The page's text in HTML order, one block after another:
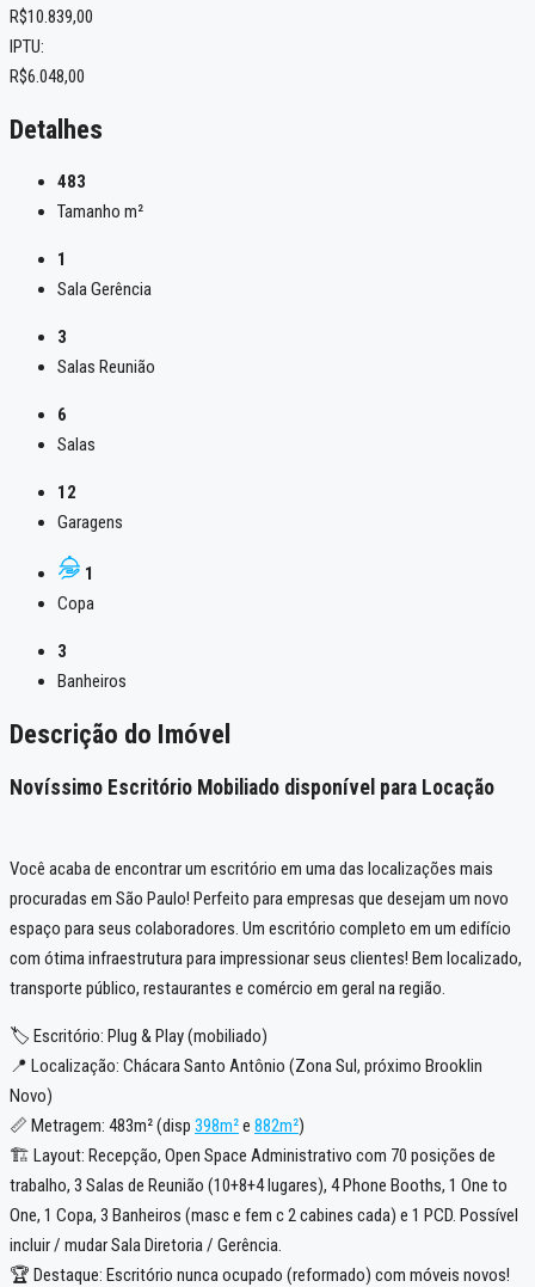
R$10.839,00
IPTU:
R$6.048,00
Detalhes
483
Tamanho m²
1
Sala Gerência
3
Salas Reunião
6
Salas
12
Garagens
1
Copa
3
Banheiros
Descrição do Imóvel
Novíssimo Escritório Mobiliado disponível para Locação
Você acaba de encontrar um escritório em uma das localizações mais
procuradas em São Paulo! Perfeito para empresas que desejam um novo
espaço para seus colaboradores. Um escritório completo em um edifício
com ótima infraestrutura para impressionar seus clientes! Bem localizado,
transporte público, restaurantes e comércio em geral na região.
🏷️ Escritório: Plug & Play (mobiliado)
📍 Localização: Chácara Santo Antônio (Zona Sul, próximo Brooklin
Novo)
📏 Metragem: 483m² (disp 398m²e 882m²)
🏗️ Layout: Recepção, Open Space Administrativo com 70 posições de
trabalho, 3 Salas de Reunião (10+8+4 lugares), 4 Phone Booths, 1 One to
One, 1 Copa, 3 Banheiros (masc e fem c 2 cabines cada) e 1 PCD. Possível
incluir / mudar Sala Diretoria / Gerência.
🏆 Destaque: Escritório nunca ocupado (reformado) com móveis novos!